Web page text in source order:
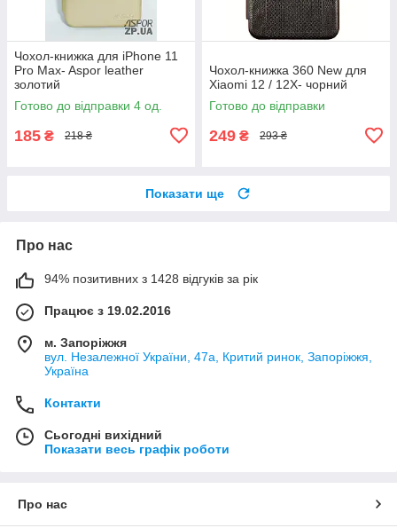
Чохол-книжка для iPhone 11
Pro Max- Aspor leather
золотий
Готово до відправки 4 од.
185 ₴ 218 ₴
Чохол-книжка 360 New для
Xiaomi 12 / 12X- чорний
Готово до відправки
249 ₴ 293 ₴
Показати ще
Про нас
94% позитивних з 1428 відгуків за рік
Працює з 19.02.2016
м. Запоріжжя
вул. Незалежної України, 47а, Критий ринок, Запоріжжя,
Україна
Контакти
Сьогодні вихідний
Показати весь графік роботи
Про нас